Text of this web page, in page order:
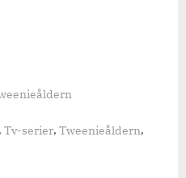
,Tv-serier,Tweenieåldern,